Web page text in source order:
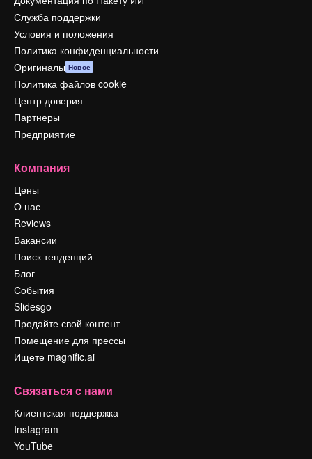
Служба поддержки
Условия и положения
Политика конфиденциальности
Оригиналы Новое
Политика файлов cookie
Центр доверия
Партнеры
Предприятие
Компания
Цены
О нас
Reviews
Вакансии
Поиск тенденций
Блог
События
Slidesgo
Продайте свой контент
Помещение для прессы
Ищете magnific.ai
Связаться с нами
Клиентская поддержка
Instagram
YouTube